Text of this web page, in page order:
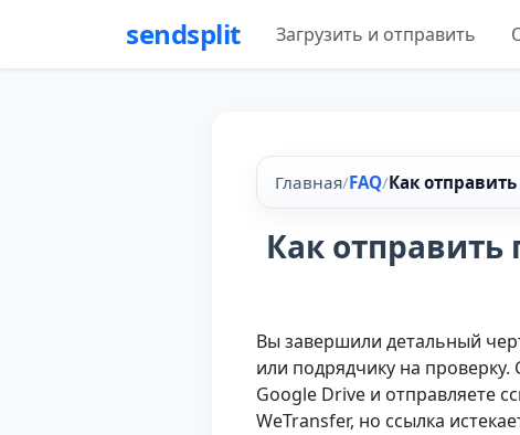
sendsplit Загрузить и отправить
Главная/FAQ/Как
Как
Вы завершили детальный
или подрядчику на
Google Drive и отправляете
WeTransfer, но ссылка